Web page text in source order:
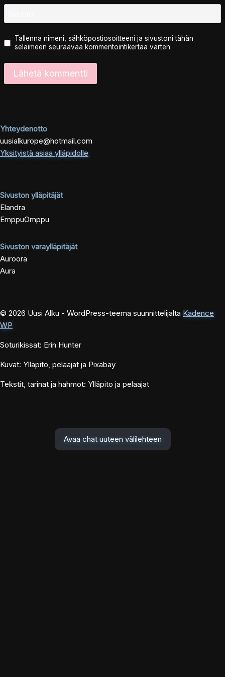
Tallenna nimeni, sähköpostiosoitteeni ja sivustoni tähän
selaimeen seuraavaa kommentointikertaa varten.
Yhteydenotto
uusialkurope@hotmail.com
Yksityistä asiaa ylläpidolle
Sivuston ylläpitäjät
Elandra
EmppuOmppu
Sivuston varaylläpitäjät
Auroora
Aura
© 2026 Uusi Alku - WordPress-teema suunnittelijalta Kadence
WP
Soturikissat: Erin Hunter
Kuvat: Ylläpito, pelaajat ja Pixabay
Tekstit, tarinat ja hahmot: Ylläpito ja pelaajat
Avaa chat uuteen välilehteen